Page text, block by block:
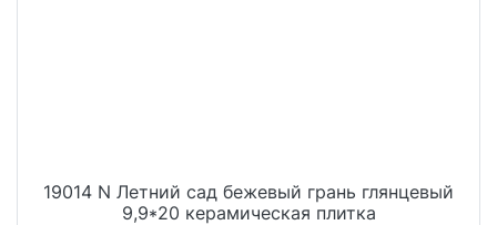
19014 N Летний сад бежевый грань глянцевый
9,9*20 керамическая плитка